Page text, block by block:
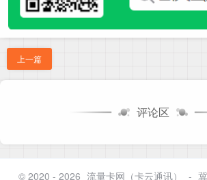
上一篇
评论区
© 2020 - 2026 流量卡网（卡云通讯） -